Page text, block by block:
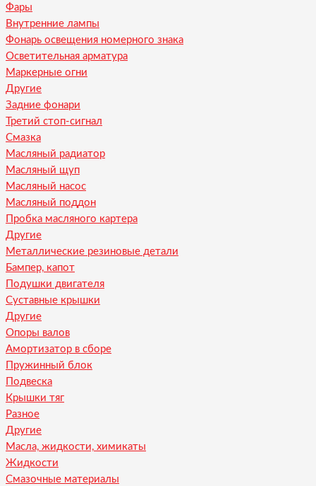
Фары
Внутренние лампы
Фонарь освещения номерного знака
Осветительная арматура
Маркерные огни
Другие
Задние фонари
Третий стоп-сигнал
Смазка
Масляный радиатор
Масляный щуп
Масляный насос
Масляный поддон
Пробка масляного картера
Другие
Металлические резиновые детали
Бампер, капот
Подушки двигателя
Суставные крышки
Другие
Опоры валов
Амортизатор в сборе
Пружинный блок
Подвеска
Крышки тяг
Разное
Другие
Масла, жидкости, химикаты
Жидкости
Смазочные материалы